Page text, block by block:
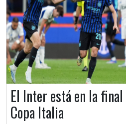
El Inter está en la final
Copa Italia